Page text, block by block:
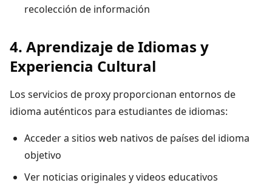
recolección de información
4. Aprendizaje de Idiomas y
Experiencia Cultural
Los servicios de proxy proporcionan entornos de
idioma auténticos para estudiantes de idiomas:
Acceder a sitios web nativos de países del idioma
objetivo
Ver noticias originales y videos educativos